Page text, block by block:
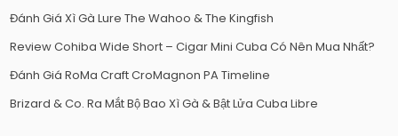
Đánh Giá Xì Gà Lure The Wahoo & The Kingfish
Review Cohiba Wide Short – Cigar Mini Cuba Có Nên Mua Nhất?
Đánh Giá RoMa Craft CroMagnon PA Timeline
Brizard & Co. Ra Mắt Bộ Bao Xì Gà & Bật Lửa Cuba Libre